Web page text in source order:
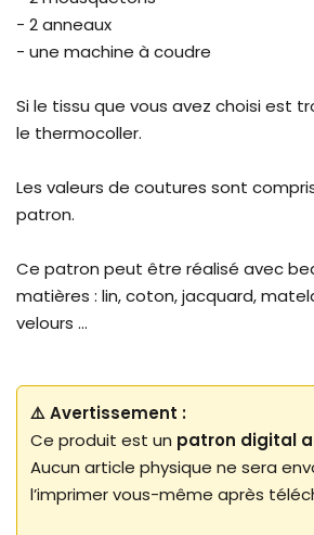
- 2 anneaux
- une machine à coudre
Si le tissu que vous avez choisi est
le thermocoller.
Les valeurs de coutures sont
patron.
Ce patron peut être réalisé avec
matières : lin, coton, jacquard,
velours ...
⚠️ Avertissement :
Ce produit est un patron digital
Aucun article physique ne sera
l’imprimer vous-même après